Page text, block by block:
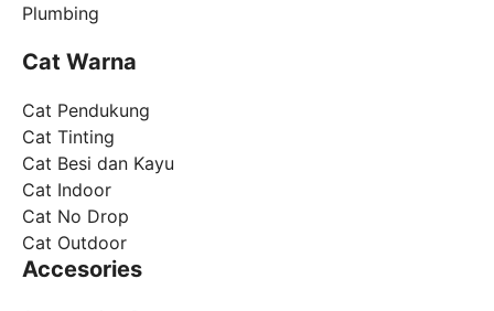
Plumbing
Cat Warna
Cat Pendukung
Cat Tinting
Cat Besi dan Kayu
Cat Indoor
Cat No Drop
Cat Outdoor
Accesories